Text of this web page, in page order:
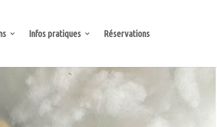
Infos pratiques Réservations